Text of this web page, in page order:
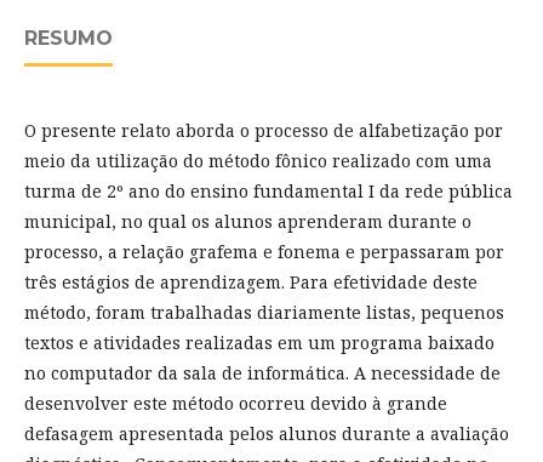
RESUMO
O presente relato aborda o processo de alfabetização por
meio da utilização do método fônico realizado com uma
turma de 2º ano do ensino fundamental I da rede pública
municipal, no qual os alunos aprenderam durante o
processo, a relação grafema e fonema e perpassaram por
três estágios de aprendizagem. Para efetividade deste
método, foram trabalhadas diariamente listas, pequenos
textos e atividades realizadas em um programa baixado
no computador da sala de informática. A necessidade de
desenvolver este método ocorreu devido à grande
defasagem apresentada pelos alunos durante a avaliação